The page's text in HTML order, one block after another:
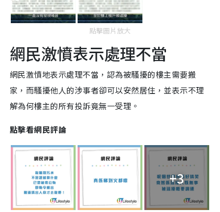
點擊圖片放大
網民激憤表示處理不當
網民激憤地表示處理不當，認為被騷擾的樓主需要搬
家，而騷擾他人的涉事者卻可以安然居住，並表示不理
解為何樓主的所有投訴竟無一受理。
點擊看網民評論
+3